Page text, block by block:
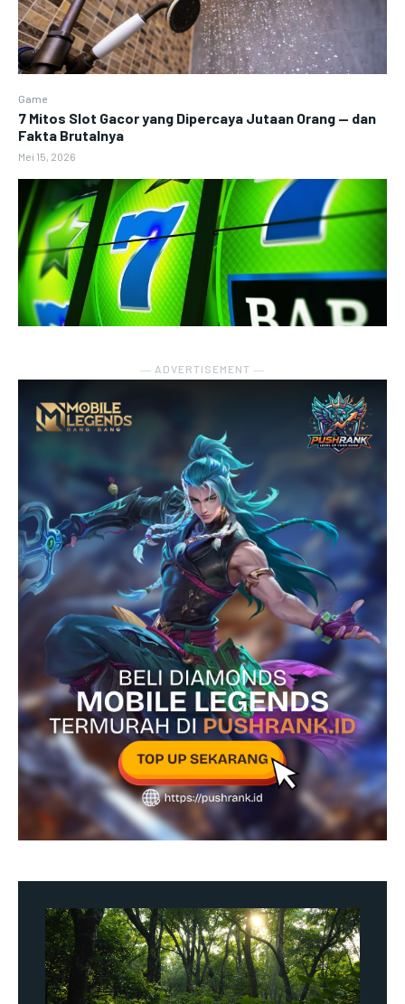
Game
7 Mitos Slot Gacor yang Dipercaya Jutaan Orang — dan
Fakta Brutalnya
Mei 15, 2026
― ADVERTISEMENT ―